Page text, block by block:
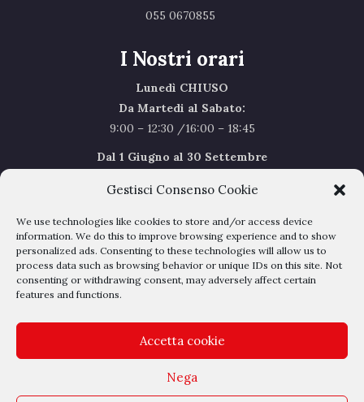
Gestisci Consenso Cookie
We use technologies like cookies to store and/or access device
information. We do this to improve browsing experience and to show
personalized ads. Consenting to these technologies will allow us to
process data such as browsing behavior or unique IDs on this site. Not
consenting or withdrawing consent, may adversely affect certain
features and functions.
Accetta cookie
Nega
055 0670855 ‎
I Nostri orari
Lunedì CHIUSO
Da Martedi al Sabato:
9:00 – 12:30 /16:00 – 18:45
Dal 1 Giugno al 30 Settembre
Sabato Agosto Chiusi
I chiusi per Ferie dal 1 al 24Agosto
Privacy Policy–Cookie Policy